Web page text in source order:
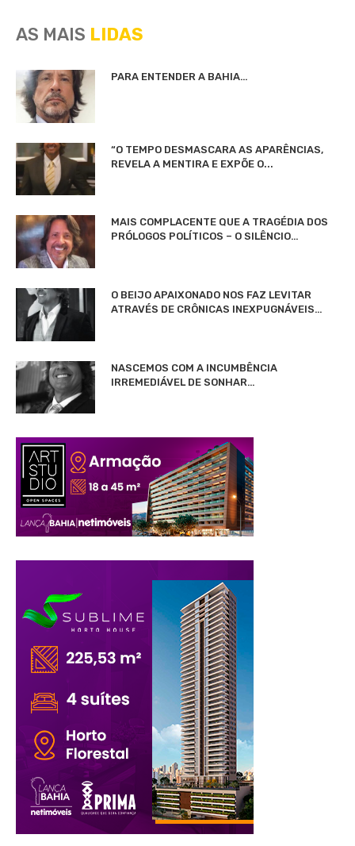
AS MAIS LIDAS
PARA ENTENDER A BAHIA…
“O TEMPO DESMASCARA AS APARÊNCIAS,
REVELA A MENTIRA E EXPÕE O...
MAIS COMPLACENTE QUE A TRAGÉDIA DOS
PRÓLOGOS POLÍTICOS – O SILÊNCIO…
O BEIJO APAIXONADO NOS FAZ LEVITAR
ATRAVÉS DE CRÔNICAS INEXPUGNÁVEIS…
NASCEMOS COM A INCUMBÊNCIA
IRREMEDIÁVEL DE SONHAR…